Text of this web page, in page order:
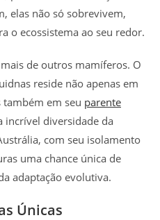
elas não só sobrevivem,
o ecossistema ao seu redor.
de outros mamíferos. O
reside não apenas em
também em seu parente
incrível diversidade da
com seu isolamento
uma chance única de
adaptação evolutiva.
Únicas